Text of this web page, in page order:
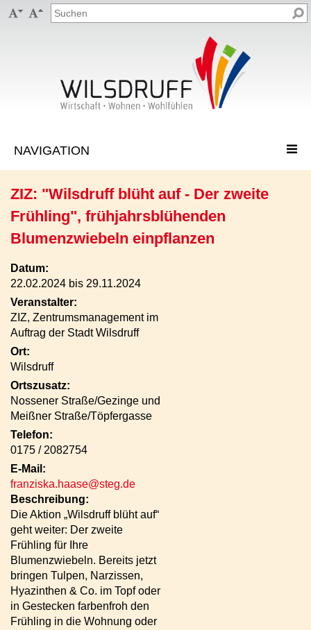
 
ZIZ: "Wilsdruff blüht auf - Der zweite
Frühling", frühjahrsblühenden
Blumenzwiebeln einpflanzen
Datum:
22.02.2024 bis 29.11.2024
Veranstalter:
ZIZ, Zentrumsmanagement im
Auftrag der Stadt Wilsdruff
Ort:
Wilsdruff
Ortszusatz:
Nossener Straße/Gezinge und
Meißner Straße/Töpfergasse
Telefon:
0175 / 2082754
E-Mail:
franziska.haase@steg.de
Beschreibung:
Die Aktion „Wilsdruff blüht auf“
geht weiter: Der zweite
Frühling für Ihre
Blumenzwiebeln. Bereits jetzt
bringen Tulpen, Narzissen,
Hyazinthen & Co. im Topf oder
in Gestecken farbenfroh den
Frühling in die Wohnung oder